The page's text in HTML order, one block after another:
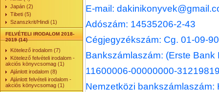
Japán (2)
Tibeti (5)
Szanszkrit/Hindi (1)
FELVÉTELI IRODALOM 2018-
2019 (14)
Kötelező irodalom (7)
Kötelező felvételi irodalom -
akciós könyvcsomag (1)
Ajánlott irodalom (8)
Ajánlott felvételi irodalom -
akciós könyvcsomag (1)
E-mail:
Adószám: 14535206-2-43
Cégjegyzékszám: Cg. 01-09-
Bankszámlaszám: (Erste Bank
11600006-00000000-
Nemzetközi